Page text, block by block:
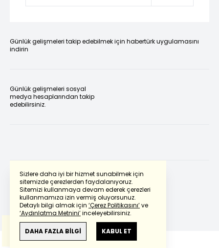
Sizlere daha iyi bir hizmet sunabilmek için
sitemizde çerezlerden faydalanıyoruz.
Sitemizi kullanmaya devam ederek çerezleri
kullanmamıza izin vermiş oluyorsunuz.
Detaylı bilgi almak için ‘Çerez Politikasını’ve
‘Aydınlatma Metnini’inceleyebilirsiniz.
DAHA FAZLA BİLGİ KABUL ET
Günlük gelişmeleri takip edebilmek için habertürk uygulamasını
indirin
Günlük gelişmeleri sosyal
medya hesaplarından takip
edebilirsiniz.
Powered by Translate
Bu çevirideGoogle Transletekullanılmıştır.
Anlam ve çeviri hatalarından
haberturk.com
sorumlu değildir.